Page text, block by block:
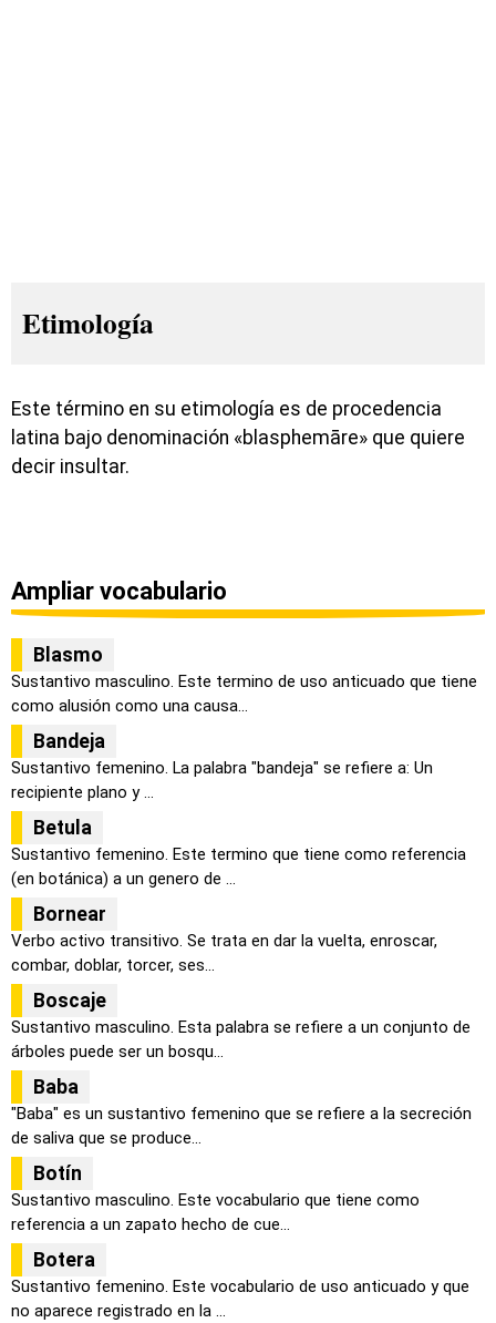
Etimología
Este término en su etimología es de procedencia
latina bajo denominación «blasphemāre» que quiere
decir insultar.
Ampliar vocabulario
Blasmo
Sustantivo masculino. Este termino de uso anticuado que tiene
como alusión como una causa...
Bandeja
Sustantivo femenino. La palabra "bandeja" se refiere a: Un
recipiente plano y ...
Betula
Sustantivo femenino. Este termino que tiene como referencia
(en botánica) a un genero de ...
Bornear
Verbo activo transitivo. Se trata en dar la vuelta, enroscar,
combar, doblar, torcer, ses...
Boscaje
Sustantivo masculino. Esta palabra se refiere a un conjunto de
árboles puede ser un bosqu...
Baba
"Baba" es un sustantivo femenino que se refiere a la secreción
de saliva que se produce...
Botín
Sustantivo masculino. Este vocabulario que tiene como
referencia a un zapato hecho de cue...
Botera
Sustantivo femenino. Este vocabulario de uso anticuado y que
no aparece registrado en la ...